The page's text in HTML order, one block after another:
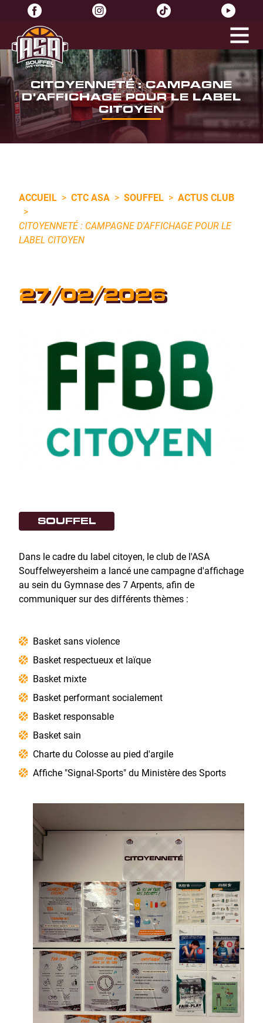
CITOYENNETÉ : CAMPAGNE
D'AFFICHAGE POUR LE LABEL
CITOYEN
ACCUEIL > CTC ASA > SOUFFEL > ACTUS CLUB
>
CITOYENNETÉ : CAMPAGNE D'AFFICHAGE POUR LE
LABEL CITOYEN
27/02/2026
SOUFFEL
Dans le cadre du label citoyen, le club de l'ASA
Souffelweyersheim a lancé une campagne d'affichage
au sein du Gymnase des 7 Arpents, afin de
communiquer sur des différents thèmes :
Basket sans violence
Basket respectueux et laïque
Basket mixte
Basket performant socialement
Basket responsable
Basket sain
Charte du Colosse au pied d'argile
Affiche "Signal-Sports" du Ministère des Sports